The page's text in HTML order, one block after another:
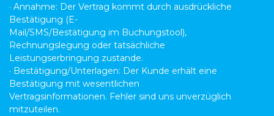
· Annahme: Der Vertrag kommt durch ausdrückliche
Bestätigung (E-
Mail/SMS/Bestätigung im Buchungstool),
Rechnungslegung oder tatsächliche
Leistungserbringung zustande.
· Bestätigung/Unterlagen: Der Kunde erhält eine
Bestätigung mit wesentlichen
Vertragsinformationen. Fehler sind uns unverzüglich
mitzuteilen.